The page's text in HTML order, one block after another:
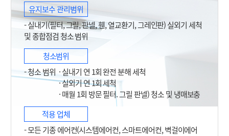
유지보수 관리범위
- 실내기(필터, 그릴, 판넬, 휀, 열교환기, 그레인판) 실외기 세척
및 종합점검 청소 범위
청소범위
- 청소 범위 · 실내기 연 1회 완전 분해 세척
· 실외기 연 1회 세척
· 매월 1회 방문 필터. 그릴 판넬) 청소 및 냉매보충
적용 업체
- 모든 기종 에어컨(시스템에어컨, 스마트에어컨, 벽걸이에어